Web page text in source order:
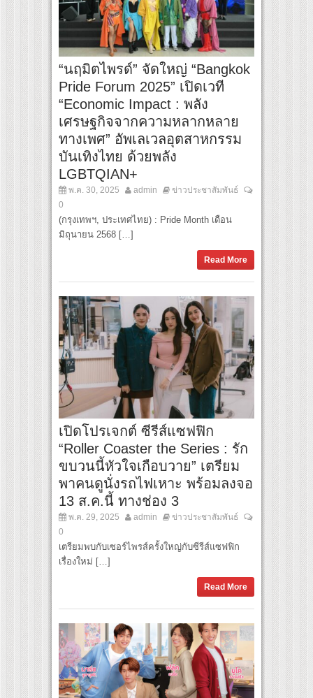
“นฤมิตไพรด์” จัดใหญ่ “Bangkok
Pride Forum 2025” เปิดเวที
“Economic Impact : พลัง
เศรษฐกิจจากความหลากหลาย
ทางเพศ” อัพเลเวลอุตสาหกรรม
บันเทิงไทย ด้วยพลัง
LGBTQIAN+
พ.ค. 30, 2025 admin
ข่าวประชาสัมพันธ์
0
(กรุงเทพฯ, ประเทศไทย) : Pride Month เดือน
มิถุนายน 2568 […]
Read More
เปิดโปรเจกต์ ซีรีส์แซฟฟิก
“Roller Coaster the Series : รัก
ขบวนนี้หัวใจเกือบวาย” เตรียม
พาคนดูนั่งรถไฟเหาะ พร้อมลงจอ
13 ส.ค.นี้ ทางช่อง 3
พ.ค. 29, 2025 admin
ข่าวประชาสัมพันธ์
0
เตรียมพบกับเซอร์ไพรส์ครั้งใหญ่กับซีรีส์แซฟฟิก
เรื่องใหม่ […]
Read More